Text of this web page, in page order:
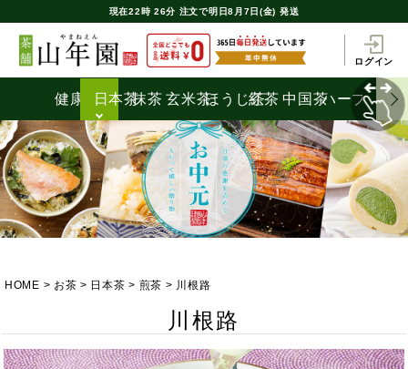
現在22時 26分 注文で明日8月7日(金) 発送
ログイン
健康茶日本茶抹茶 玄米茶ほうじ茶
紅茶 中国茶ハーブティ
HOME お茶 日本茶 煎茶 川根路
川根路